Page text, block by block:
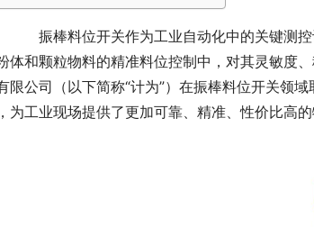
振棒料位开关作为工业自动化中的关键测控
体和颗粒物料的精准料位控制中，对其灵敏度
限公司（以下简称“计为”）在振棒料位开关领
为工业现场提供了更加可靠、精准、性价比高的